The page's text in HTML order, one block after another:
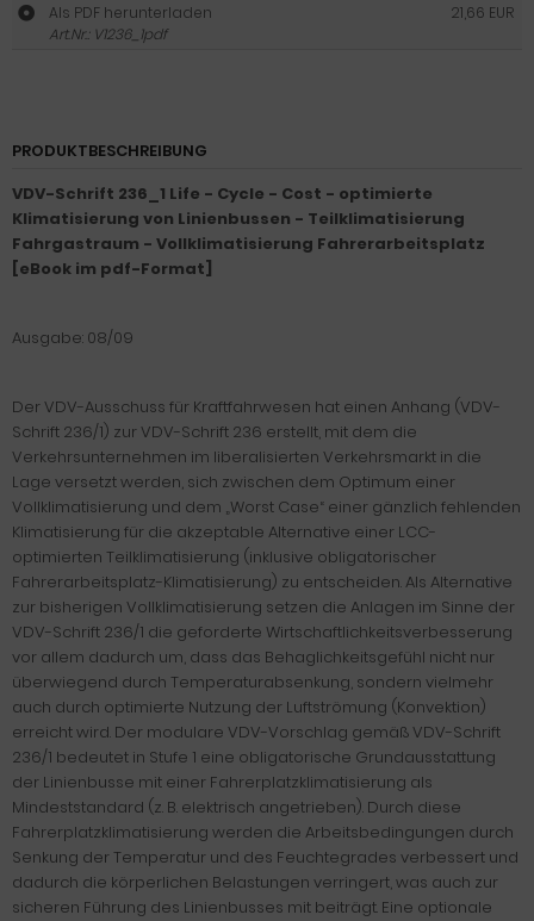
Als PDF herunterladen
21,66 EUR
Art.Nr.: V1236_1pdf
PRODUKTBESCHREIBUNG
VDV-Schrift 236_1 Life - Cycle - Cost - optimierte
Klimatisierung von Linienbussen - Teilklimatisierung
Fahrgastraum - Vollklimatisierung Fahrerarbeitsplatz
[eBook im pdf-Format]
Ausgabe: 08/09
Der VDV-Ausschuss für Kraftfahrwesen hat einen Anhang (VDV-
Schrift 236/1) zur VDV-Schrift 236 erstellt, mit dem die
Verkehrsunternehmen im liberalisierten Verkehrsmarkt in die
Lage versetzt werden, sich zwischen dem Optimum einer
Vollklimatisierung und dem „Worst Case“ einer gänzlich fehlenden
Klimatisierung für die akzeptable Alternative einer LCC-
optimierten Teilklimatisierung (inklusive obligatorischer
Fahrerarbeitsplatz-Klimatisierung) zu entscheiden. Als Alternative
zur bisherigen Vollklimatisierung setzen die Anlagen im Sinne der
VDV-Schrift 236/1 die geforderte Wirtschaftlichkeitsverbesserung
vor allem dadurch um, dass das Behaglichkeitsgefühl nicht nur
überwiegend durch Temperaturabsenkung, sondern vielmehr
auch durch optimierte Nutzung der Luftströmung (Konvektion)
erreicht wird. Der modulare VDV-Vorschlag gemäß VDV-Schrift
236/1 bedeutet in Stufe 1 eine obligatorische Grundausstattung
der Linienbusse mit einer Fahrerplatzklimatisierung als
Mindeststandard (z. B. elektrisch angetrieben). Durch diese
Fahrerplatzklimatisierung werden die Arbeitsbedingungen durch
Senkung der Temperatur und des Feuchtegrades verbessert und
dadurch die körperlichen Belastungen verringert, was auch zur
sicheren Führung des Linienbusses mit beiträgt. Eine optionale